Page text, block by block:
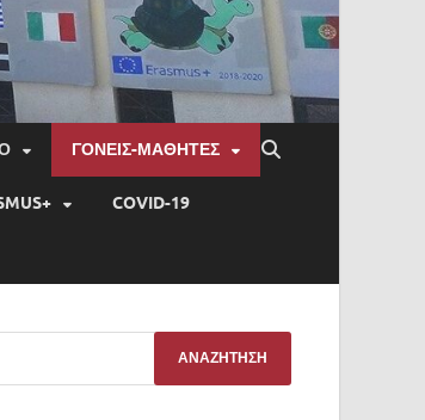
ΓΟΝΕΙΣ-ΜΑΘΗΤΕΣ
COVID-19